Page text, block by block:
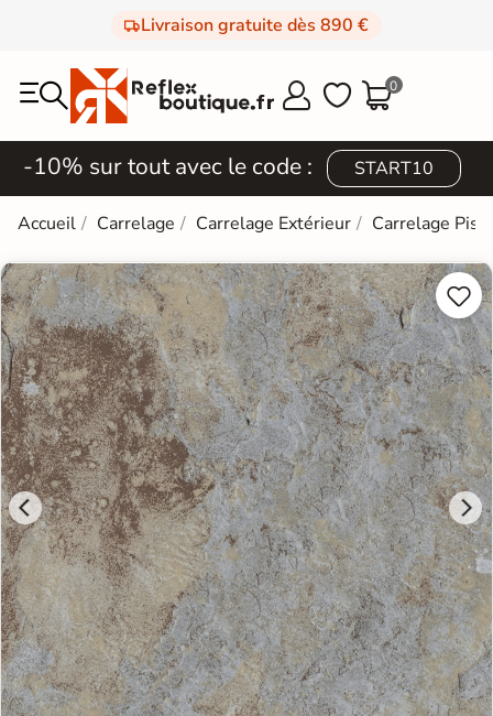
Livraison gratuite dès 890 €
  0
-10% sur tout avec le code : START10
Accueil Carrelage Carrelage Extérieur Carrelage

